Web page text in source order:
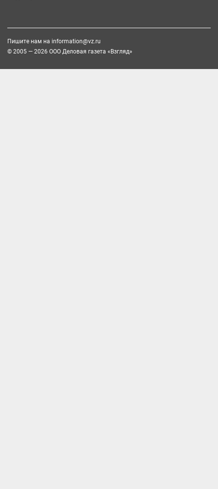
Пишите нам на information@vz.ru
© 2005 — 2026 ООО Деловая газета «Взгляд»